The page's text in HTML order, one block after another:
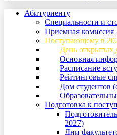
Абитуриенту
Специальности и
Приемная комиссия
Поступающему в
День открытых
Основная
Расписание
Рейтинговые
Дом студентов
Подготовка к
2027)
Дни